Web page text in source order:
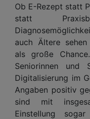
Ob E-Rezept statt
statt
auch Ältere
als große
Seniorinnen
Digitalisierung im
Angaben positiv
sind mit
Einstellung